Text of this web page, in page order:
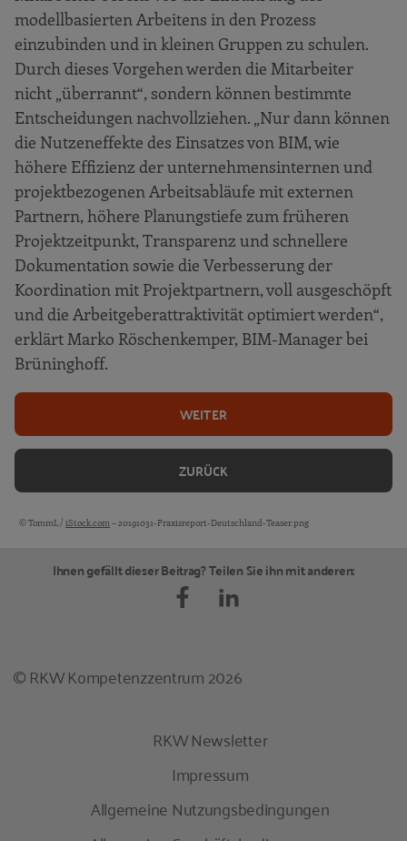
modellbasierten Arbeitens in den Prozess
einzubinden und in kleinen Gruppen zu schulen.
Durch dieses Vorgehen werden die Mitarbeiter
nicht „überrannt“, sondern können bestimmte
Entscheidungen nachvollziehen. „Nur dann können
die Nutzeneffekte des Einsatzes von BIM, wie
höhere Effizienz der unternehmensinternen und
projektbezogenen Arbeitsabläufe mit externen
Partnern, höhere Planungstiefe zum früheren
Projektzeitpunkt, Transparenz und schnellere
Dokumentation sowie die Verbesserung der
Koordination mit Projektpartnern, voll ausgeschöpft
und die Arbeitgeberattraktivität optimiert werden“,
erklärt Marko Röschenkemper, BIM-Manager bei
Brüninghoff.
ZURÜCK
WEITER
Bildquellen und Copyright-Hinweise
© TommL / iStock.com– 20191031-Praxisreport-Deutschland-Teaser.png
Ihnen gefällt dieser Beitrag? Teilen Sie ihn mit anderen:
© RKW Kompetenzzentrum 2026
RKW Newsletter
Impressum
Allgemeine Nutzungsbedingungen